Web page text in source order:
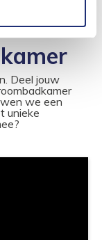
Deel jouw
we een
unieke